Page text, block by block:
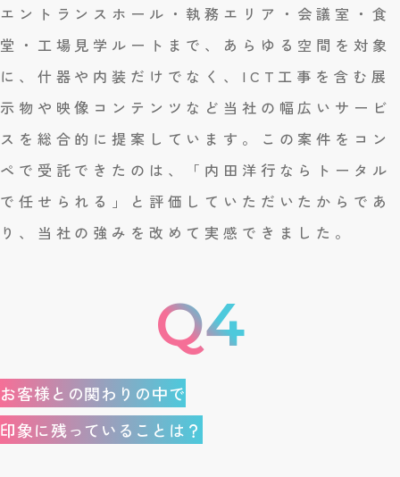
エントランスホール・執務エリア・会議室・食
堂・工場見学ルートまで、あらゆる空間を対象
に、什器や内装だけでなく、ICT工事を含む展
示物や映像コンテンツなど当社の幅広いサービ
スを総合的に提案しています。この案件をコン
ペで受託できたのは、「内田洋行ならトータル
で任せられる」と評価していただいたからであ
り、当社の強みを改めて実感できました。
お客様との関わりの中で
印象に残っていることは？